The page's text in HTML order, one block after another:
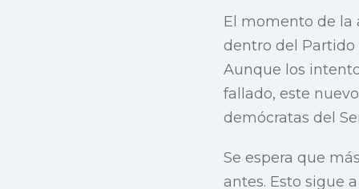
El momento de la
dentro del Partido
Aunque los
fallado, este
demócratas del
Se espera que
antes. Esto sigue